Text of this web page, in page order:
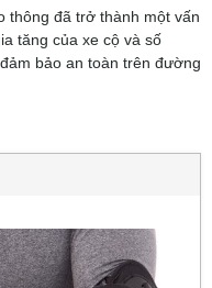
thông đã trở thành một vấn
tăng của xe cộ và số
bảo an toàn trên đường